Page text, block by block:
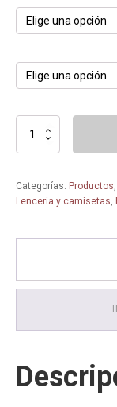
COMBINACION
CAMISON
LENCERO
Categorías: Productos,
Lenceria y camisetas,